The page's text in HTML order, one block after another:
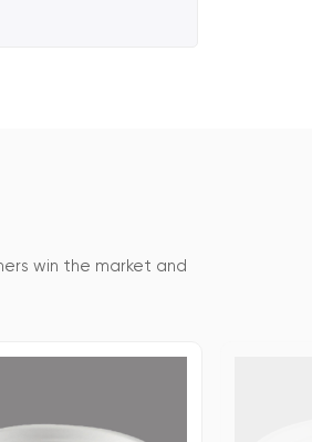
win the market and